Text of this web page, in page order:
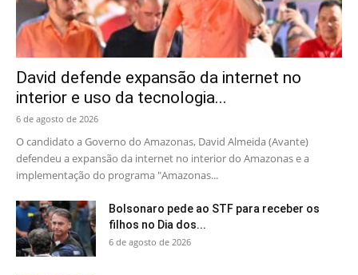
David defende expansão da internet no
interior e uso da tecnologia...
6 de agosto de 2026
O candidato a Governo do Amazonas, David Almeida (Avante)
defendeu a expansão da internet no interior do Amazonas e a
implementação do programa "Amazonas...
Bolsonaro pede ao STF para receber os
filhos no Dia dos...
6 de agosto de 2026